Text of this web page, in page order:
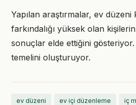
Yapılan araştırmalar, ev
farkındalığı yüksek olan
sonuçlar elde ettiğini
temelini oluşturuyor.
ev düzeni ev içi düzenleme iç